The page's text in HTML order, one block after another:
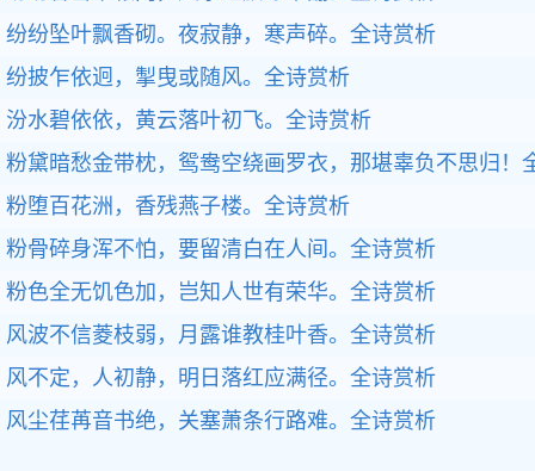
纷纷坠叶飘香砌。夜寂静，寒声碎。 全诗赏析
纷披乍依迥，掣曳或随风。 全诗赏析
汾水碧依依，黄云落叶初飞。 全诗赏析
粉黛暗愁金带枕，鸳鸯空绕画罗衣，那堪辜负不思归！
粉堕百花洲，香残燕子楼。 全诗赏析
粉骨碎身浑不怕，要留清白在人间。 全诗赏析
粉色全无饥色加，岂知人世有荣华。 全诗赏析
风波不信菱枝弱，月露谁教桂叶香。 全诗赏析
风不定，人初静，明日落红应满径。 全诗赏析
风尘荏苒音书绝，关塞萧条行路难。 全诗赏析